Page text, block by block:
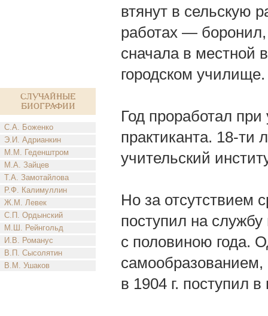
Случайные
биографии
С.А. Боженко
Э.И. Адрианкин
М.М. Геденштром
М.А. Зайцев
Т.А. Замотайлова
Р.Ф. Калимуллин
Ж.М. Левек
С.П. Ордынский
М.Ш. Рейнгольд
И.В. Романус
В.П. Сысолятин
В.М. Ушаков
втянут в сельскую
работах —
сначала в местной
городском училище.
Год проработал
практиканта. 18-ти
учительский
Но за отсутствием
поступил на службу
с половиною года.
самообразованием,
в 1904 г. поступил в